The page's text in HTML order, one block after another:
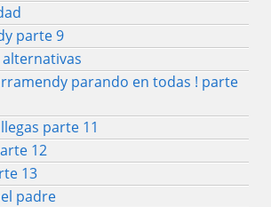
parte 9
parando en todas ! parte
parte 11
12
13
padre